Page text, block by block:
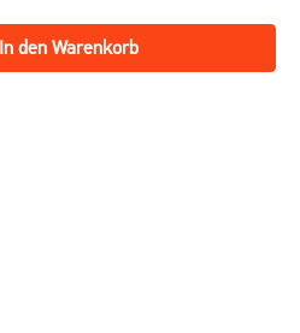
Wert ein oder
In den Warenkorb